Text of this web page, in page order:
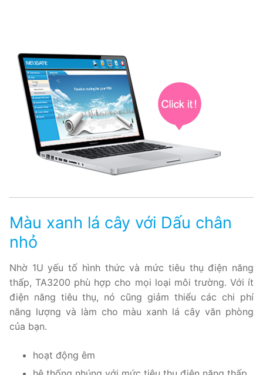
Màu xanh lá cây với Dấu chân
nhỏ
Nhờ 1U yếu tố hình thức và mức tiêu thụ điện năng
thấp, TA3200 phù hợp cho mọi loại môi trường. Với ít
điện năng tiêu thụ, nó cũng giảm thiểu các chi phí
năng lượng và làm cho màu xanh lá cây văn phòng
của bạn.
hoạt động êm